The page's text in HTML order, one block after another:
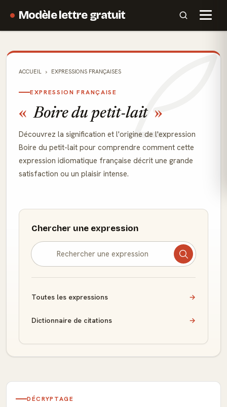
Modèle lettre gratuit
ACCUEIL EXPRESSIONS FRANÇAISES
EXPRESSION FRANÇAISE
Boire du petit-lait
Découvrez la signification et l'origine de l'expression
Boire du petit-lait pour comprendre comment cette
expression idiomatique française décrit une grande
satisfaction ou un plaisir intense.
Chercher une expression
Toutes les expressions →
Dictionnaire de citations →
DÉCRYPTAGE